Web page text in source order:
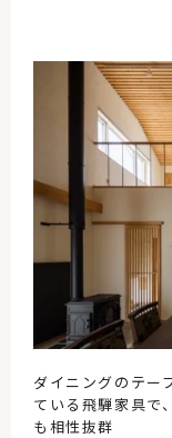
ダイニングのテー
ている飛騨家具で
も相性抜群